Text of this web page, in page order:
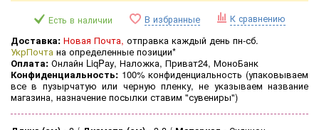
Есть в наличии В избранные К сравнению
Доставка: Новая Почта, отправка каждый день пн-сб.
УкрПочта на определенные позиции*
Оплата: Онлайн LiqPay, Наложка, Приват24, МоноБанк
Конфиденциальность: 100% конфиденциальность (упаковываем
все в пузырчатую или черную пленку, не указываем название
магазина, назначение посылки ставим "сувениры")